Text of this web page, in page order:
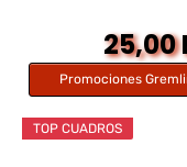
25,00
Promociones
TOP CUADROS